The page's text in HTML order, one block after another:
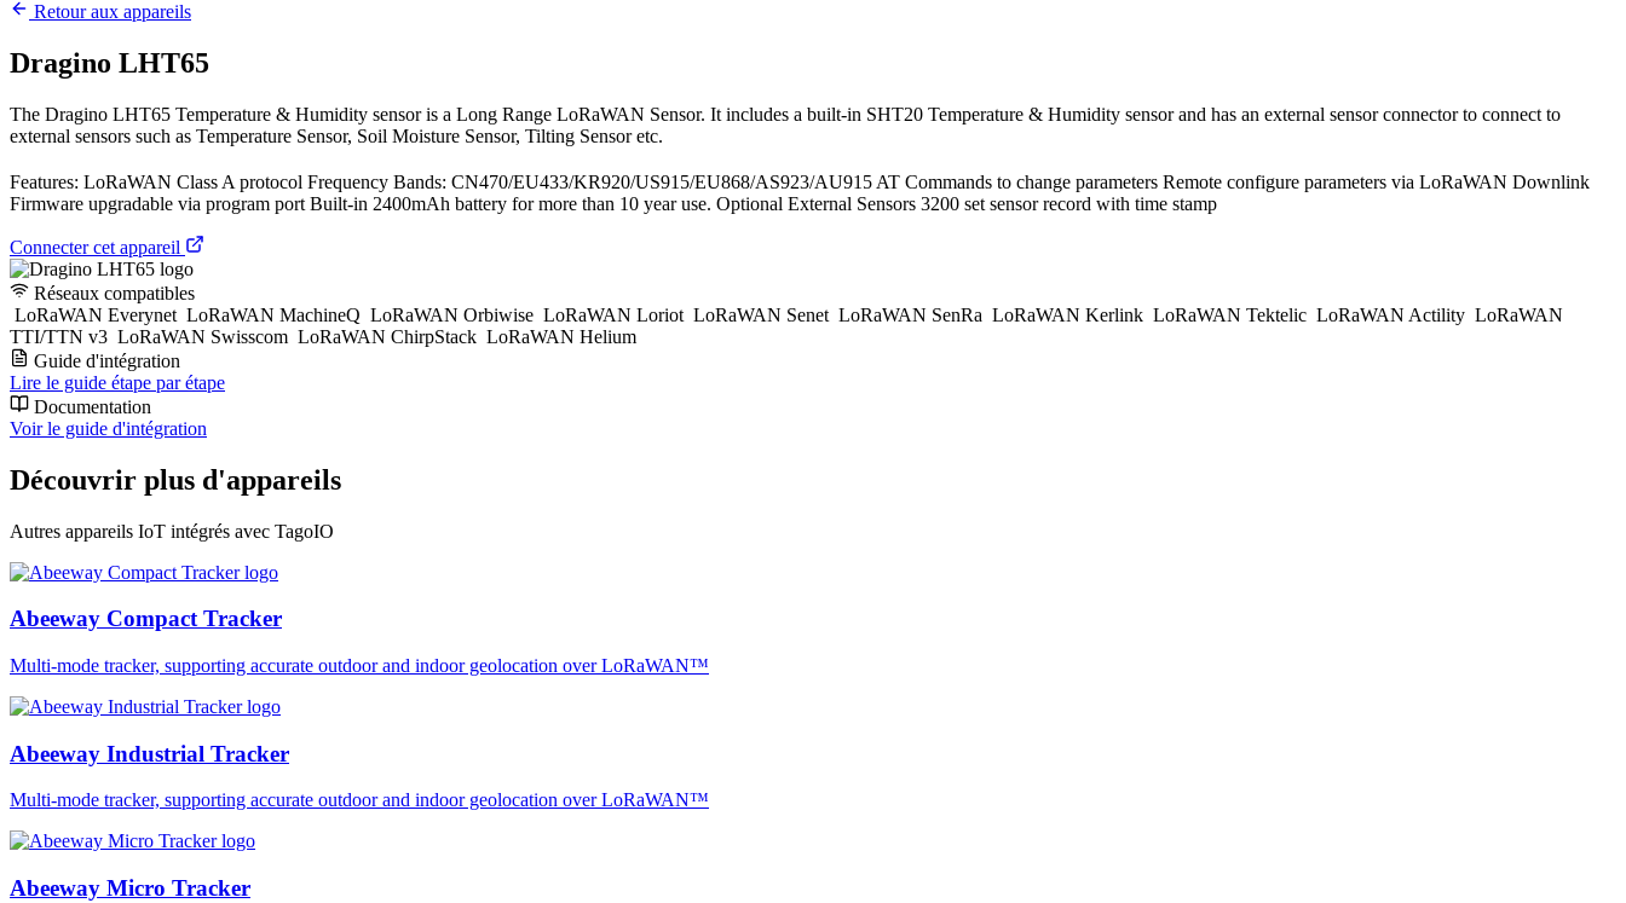
Retour aux appareils
Dragino LHT65
The Dragino LHT65 Temperature & Humidity sensor is a Long Range LoRaWAN Sensor. It includes a built-in SHT20 Temperature & Humidity sensor and has an external sensor connector to connect to
external sensors such as Temperature Sensor, Soil Moisture Sensor, Tilting Sensor etc.
Features: LoRaWAN Class A protocol Frequency Bands: CN470/EU433/KR920/US915/EU868/AS923/AU915 AT Commands to change parameters Remote configure parameters via LoRaWAN Downlink
Firmware upgradable via program port Built-in 2400mAh battery for more than 10 year use. Optional External Sensors 3200 set sensor record with time stamp
Connecter cet appareil
Réseaux compatibles
LoRaWAN Everynet LoRaWAN MachineQ LoRaWAN Orbiwise LoRaWAN Loriot LoRaWAN Senet LoRaWAN SenRa LoRaWAN Kerlink LoRaWAN Tektelic LoRaWAN Actility LoRaWAN
TTI/TTN v3 LoRaWAN Swisscom LoRaWAN ChirpStack LoRaWAN Helium
Guide d'intégration
Lire le guide étape par étape
Documentation
Voir le guide d'intégration
Découvrir plus d'appareils
Autres appareils IoT intégrés avec TagoIO
Abeeway Compact Tracker
Multi-mode tracker, supporting accurate outdoor and indoor geolocation over LoRaWAN™
Abeeway Industrial Tracker
Multi-mode tracker, supporting accurate outdoor and indoor geolocation over LoRaWAN™
Abeeway Micro Tracker